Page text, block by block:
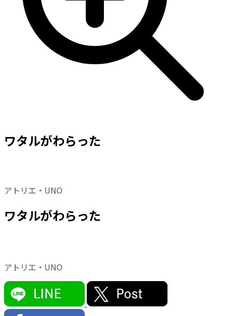
ワタルがわらった
アトリエ・UNO
ワタルがわらった
アトリエ・UNO